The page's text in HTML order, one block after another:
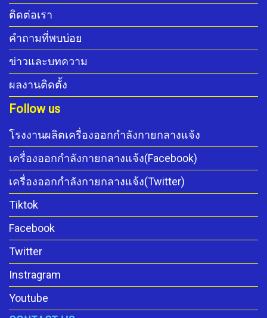
ติดต่อเรา
คำถามที่พบบ่อย
ข่าวและบทความ
ผลงานติดตั้ง
Follow us
โรงงานผลิตเครื่องออกกำลังกายกลางแจ้ง
เครื่องออกกำลังกายกลางแจ้ง(Facebook)
เครื่องออกกำลังกายกลางแจ้ง(Twitter)
Tiktok
Facebook
Twitter
Instragram
Youtube